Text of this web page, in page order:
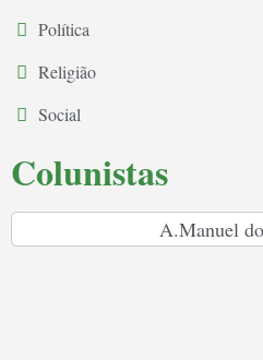
Política
Religião
Social
Colunistas
A.Manuel